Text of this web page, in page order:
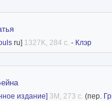
ru] 1327K, 284 с. - Клэр
издание] 3M, 273 с. (пер.